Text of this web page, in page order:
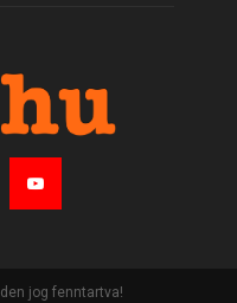
jog fenntartva!